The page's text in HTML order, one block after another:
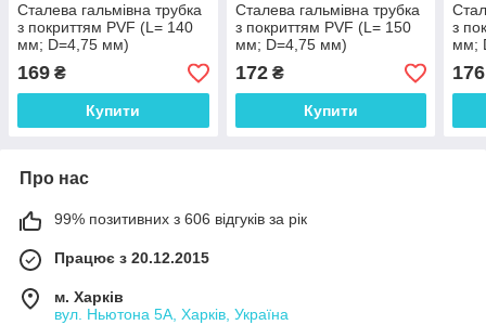
Сталева гальмівна трубка
з покриттям PVF (L= 140
мм; D=4,75 мм)
універсальна з
наконечниками 110/105а -
WP999PVF
169 ₴
Купити
Сталева гальмівна трубка
з покриттям PVF (L= 150
мм; D=4,75 мм)
універсальна з
наконечниками 105а/105а
- WP1001PVF
172₴
Купити
з
мм;
-
176
Про нас
99% позитивних з 606 відгуків за рік
Працює з 20.12.2015
м. Харків
вул. Ньютона 5А, Харків, Україна